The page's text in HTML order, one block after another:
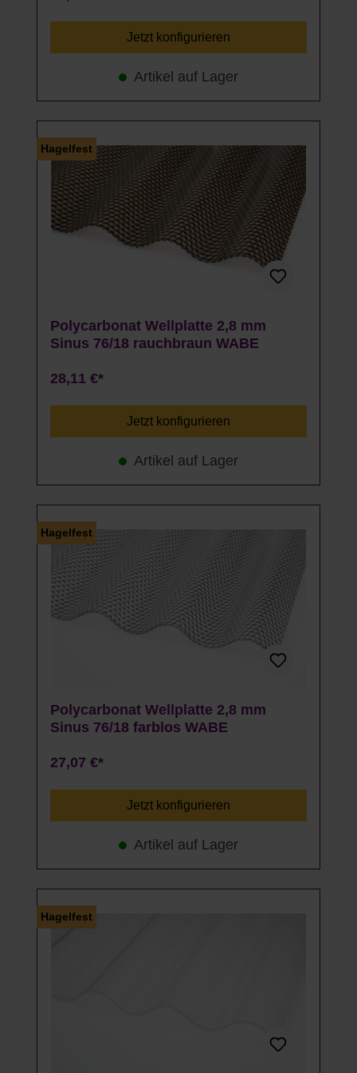
Jetzt konfigurieren
Artikel auf Lager
Hagelfest
Polycarbonat Wellplatte 2,8 mm
Sinus 76/18 rauchbraun WABE
28,11 €*
Jetzt konfigurieren
Artikel auf Lager
Hagelfest
Polycarbonat Wellplatte 2,8 mm
Sinus 76/18 farblos WABE
27,07 €*
Jetzt konfigurieren
Artikel auf Lager
Hagelfest